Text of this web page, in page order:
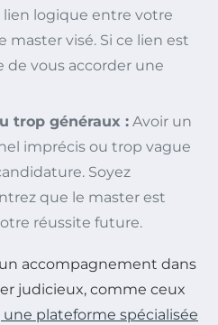
logique entre votre
master visé. Si ce lien est
de vous accorder une
trop généraux : Avoir un
imprécis ou trop vague
Soyez
que le master est
réussite future.
accompagnement dans
judicieux, comme ceux
une plateforme spécialisée